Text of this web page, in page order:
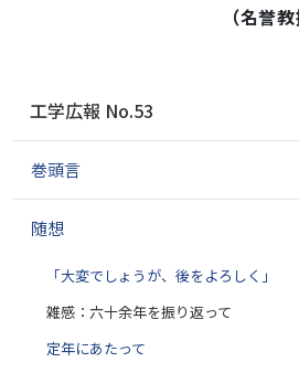
（名誉
ゲ
シ
工学広報 No.53
巻頭言
随想
「大変でしょうが、後をよろしく」
雑感：六十余年を振り返って
定年にあたって